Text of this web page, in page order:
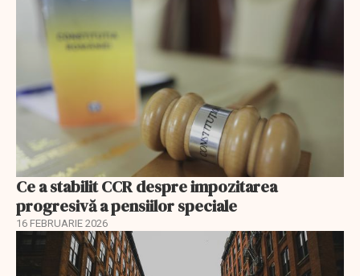
Ce a stabilit CCR despre impozitarea
progresivă a pensiilor speciale
16 FEBRUARIE 2026